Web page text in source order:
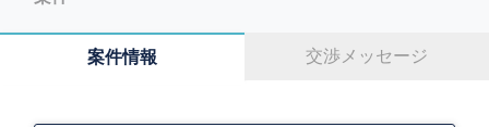
案件情報 交渉メッセージ